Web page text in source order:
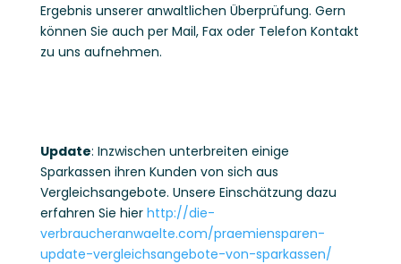
Ergebnis unserer anwaltlichen Überprüfung. Gern
können Sie auch per Mail, Fax oder Telefon Kontakt
zu uns aufnehmen.
Update: Inzwischen unterbreiten einige
Sparkassen ihren Kunden von sich aus
Vergleichsangebote. Unsere Einschätzung dazu
erfahren Sie hier http://die-
verbraucheranwaelte.com/praemiensparen-
update-vergleichsangebote-von-sparkassen/